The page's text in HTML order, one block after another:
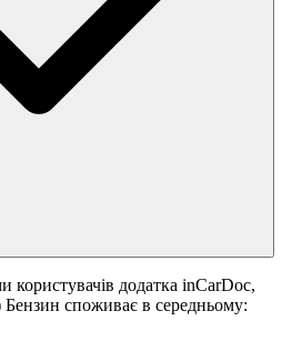
користувачів додатка inCarDoc,
споживає в середньому: